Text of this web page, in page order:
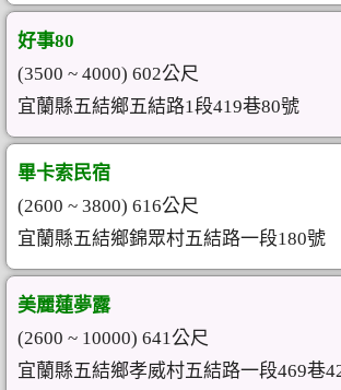
好事80
(3500 ~ 4000) 602公尺
宜蘭縣五結鄉五結路1段419巷80號
畢卡索民宿
(2600 ~ 3800) 616公尺
宜蘭縣五結鄉錦眾村五結路一段180號
美麗蓮夢露
(2600 ~ 10000) 641公尺
宜蘭縣五結鄉孝威村五結路一段469巷